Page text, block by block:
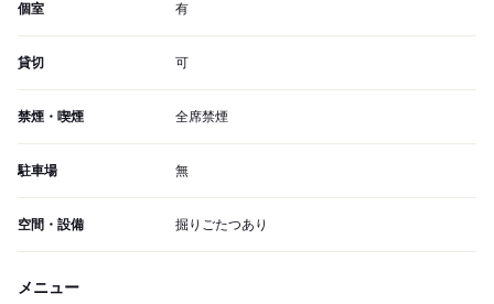
個室 有
貸切 可
禁煙・喫煙 全席禁煙
駐車場 無
空間・設備 掘りごたつあり
メニュー